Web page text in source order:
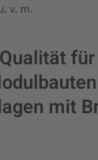
v. m.
für
mit